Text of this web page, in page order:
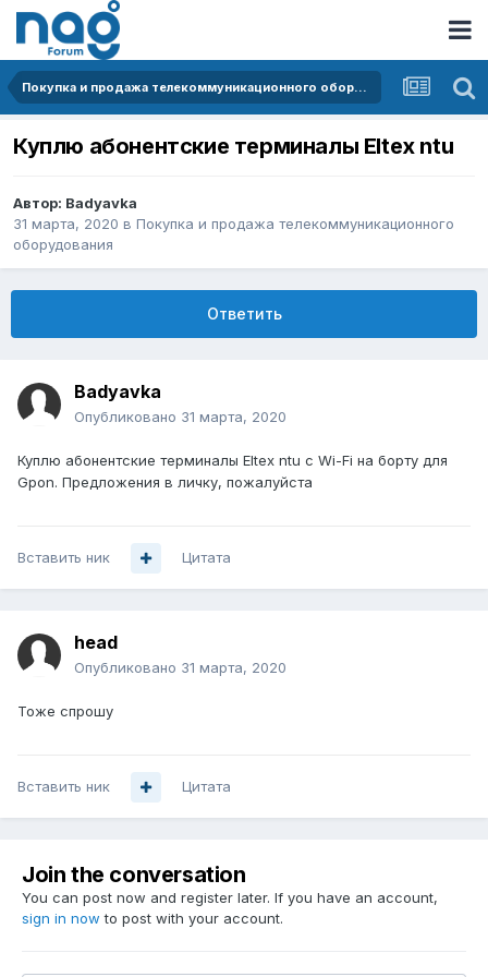
Покупка и продажа телекоммуникационного оборудования
Куплю абонентские терминалы Eltex ntu
Автор: Badyavka
31 марта, 2020 в Покупка и продажа телекоммуникационного
оборудования
Ответить
Badyavka
Опубликовано 31 марта, 2020
Куплю абонентские терминалы Eltex ntu с Wi-Fi на борту для
Gpon. Предложения в личку, пожалуйста
Вставить ник Цитата
head
Опубликовано 31 марта, 2020
Тоже спрошу
Вставить ник Цитата
Join the conversation
You can post now and register later. If you have an account,
sign in now to post with your account.